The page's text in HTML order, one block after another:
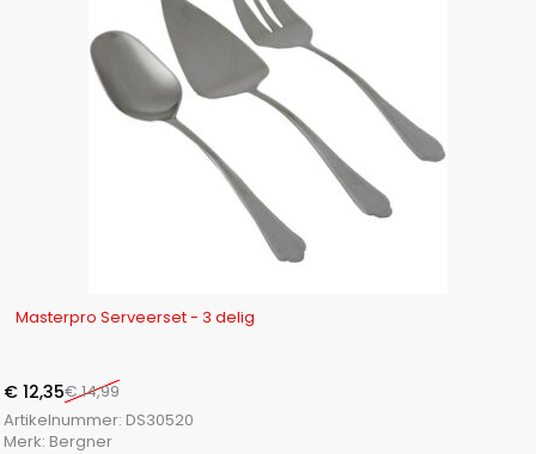
Masterpro Serveerset - 3 delig
€14,99
€ 12,35
Artikelnummer: DS30520
Merk: Bergner